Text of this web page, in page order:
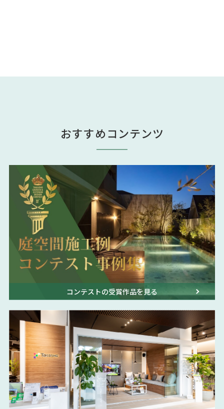
おすすめコンテンツ
コンテストの受賞作品を見る